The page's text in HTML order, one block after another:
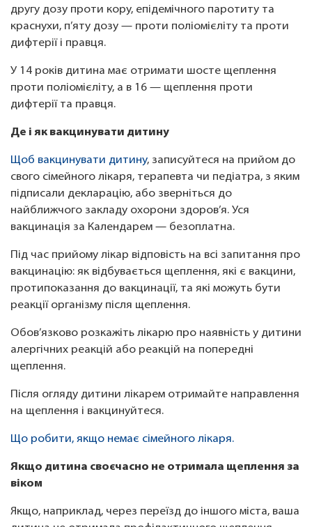
другу дозу проти кору, епідемічного паротиту та
краснухи, п’яту дозу — проти поліомієліту та проти
дифтерії і правця.
У 14 років дитина має отримати шосте щеплення
проти поліомієліту, а в 16 — щеплення проти
дифтерії та правця.
Де і як вакцинувати дитину
Щоб вакцинувати дитину, записуйтеся на прийом до
свого сімейного лікаря, терапевта чи педіатра, з яким
підписали декларацію, або зверніться до
найближчого закладу охорони здоров’я. Уся
вакцинація за Календарем — безоплатна.
Під час прийому лікар відповість на всі запитання про
вакцинацію: як відбувається щеплення, які є вакцини,
протипоказання до вакцинації, та які можуть бути
реакції організму після щеплення.
Обов’язково розкажіть лікарю про наявність у дитини
алергічних реакцій або реакцій на попередні
щеплення.
Після огляду дитини лікарем отримайте направлення
на щеплення і вакцинуйтеся.
Що робити, якщо немає сімейного лікаря.
Якщо дитина своєчасно не отримала щеплення за
віком
Якщо, наприклад, через переїзд до іншого міста, ваша